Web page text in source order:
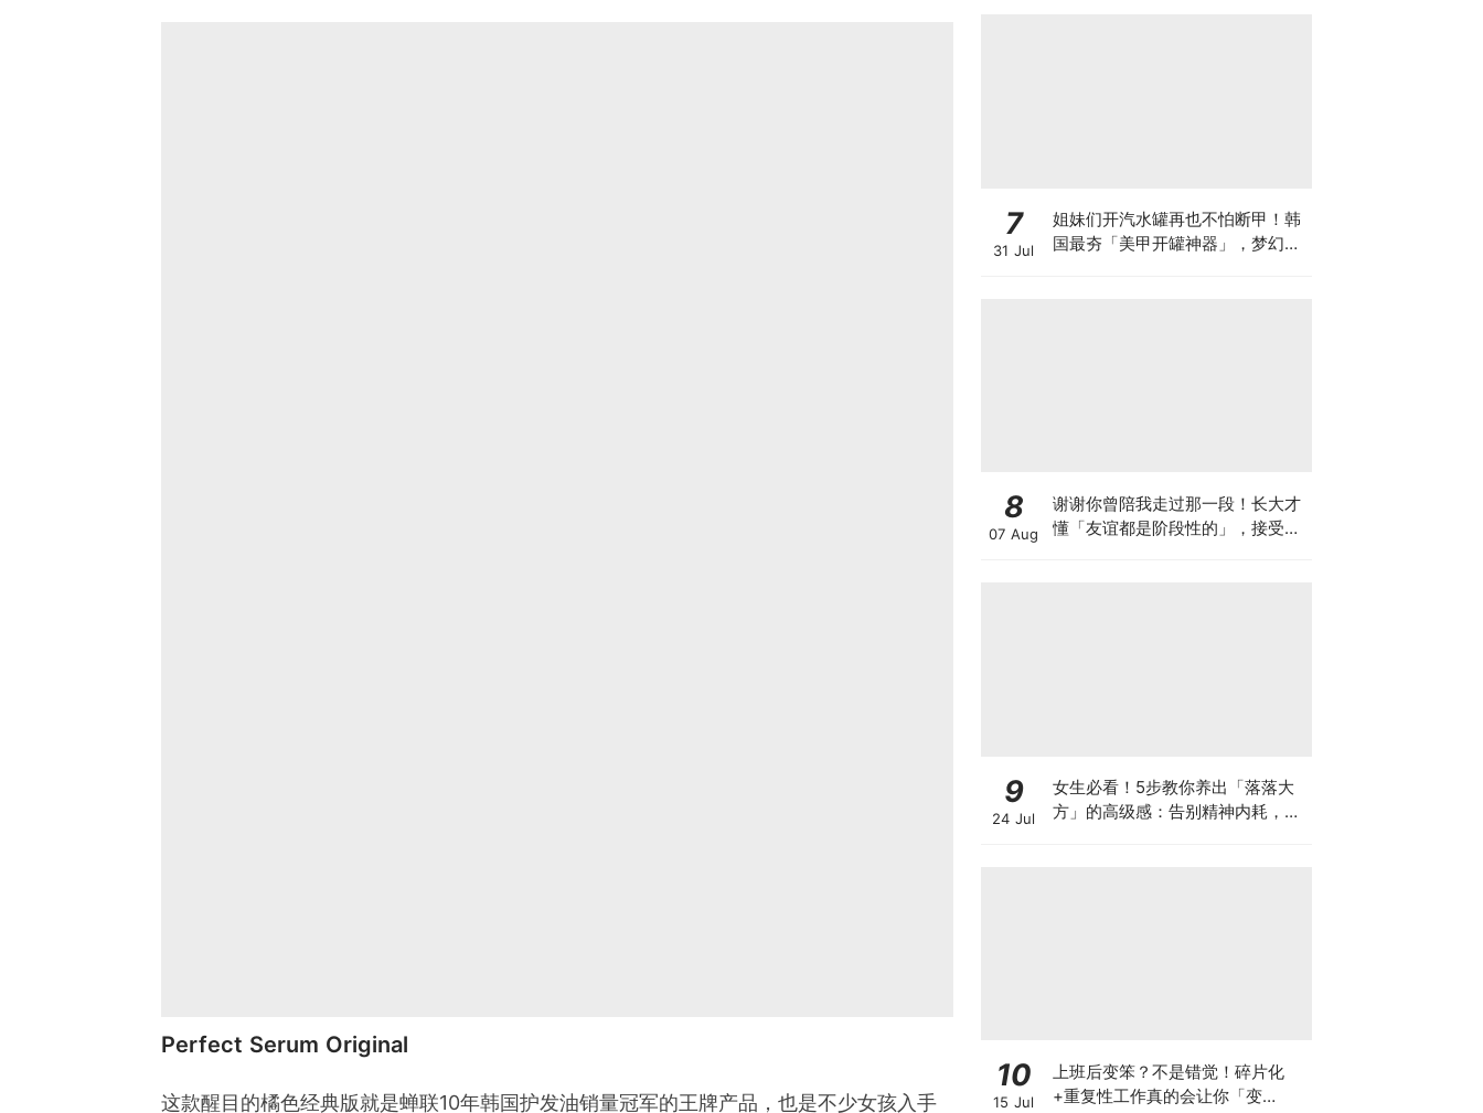
Perfect Serum Original
这款醒目的橘色经典版就是蝉联10年韩国护发油销量冠军的王牌产品，也是不少女孩入手
7
31 Jul
姐妹们开汽水罐再也不怕断甲！韩
国最夯「美甲开罐神器」，梦幻高
8
07 Aug
谢谢你曾陪我走过那一段！长大才
懂「友谊都是阶段性的」，接受朋
9
24 Jul
女生必看！5步教你养出「落落大
方」的高级感：告别精神内耗，做
10
15 Jul
上班后变笨？不是错觉！碎片化
+重复性工作真的会让你「变